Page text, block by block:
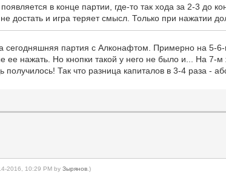
в конце партии, где-то так хода за 2-3 до
достать и игра теряет смысл. Только при нажатии
сегодняшняя партия с Алконафтом. Примерно на
ее нажать. Но кнопки такой у него не было и... На
Так что разница капиталов в 3-4 раза -
2016, 10:29 PM byЗырянов .)